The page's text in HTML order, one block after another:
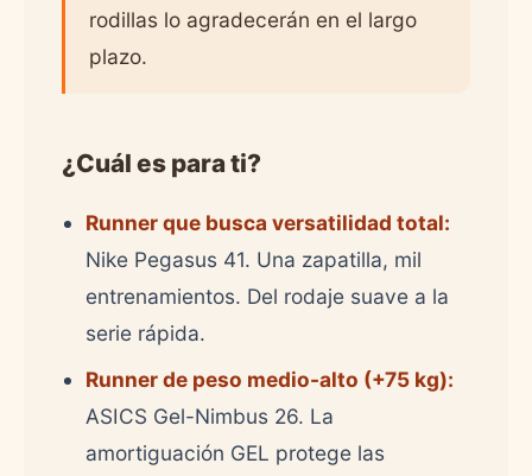
rodillas lo agradecerán en el largo
plazo.
¿Cuál es para ti?
Runner que busca versatilidad total:
Nike Pegasus 41. Una zapatilla, mil
entrenamientos. Del rodaje suave a la
serie rápida.
Runner de peso medio-alto (+75 kg):
ASICS Gel-Nimbus 26. La
amortiguación GEL protege las